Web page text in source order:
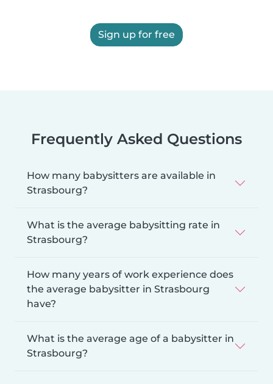
Sign up for free
Frequently Asked Questions
How many babysitters are available in
Strasbourg?
What is the average babysitting rate in
Strasbourg?
How many years of work experience does
the average babysitter in Strasbourg
have?
What is the average age of a babysitter in
Strasbourg?